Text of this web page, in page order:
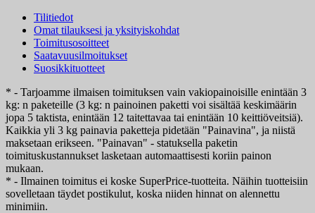
Tilitiedot
Omat tilauksesi ja yksityiskohdat
Toimitusosoitteet
Saatavuusilmoitukset
Suosikkituotteet
* - Tarjoamme ilmaisen toimituksen vain vakiopainoisille enintään 3
kg: n paketeille (3 kg: n painoinen paketti voi sisältää keskimäärin
jopa 5 taktista, enintään 12 taitettavaa tai enintään 10 keittiöveitsiä).
Kaikkia yli 3 kg painavia paketteja pidetään "Painavina", ja niistä
maksetaan erikseen. "Painavan" - statuksella paketin
toimituskustannukset lasketaan automaattisesti koriin painon
mukaan.
* - Ilmainen toimitus ei koske SuperPrice-tuotteita. Näihin tuotteisiin
sovelletaan täydet postikulut, koska niiden hinnat on alennettu
minimiin.